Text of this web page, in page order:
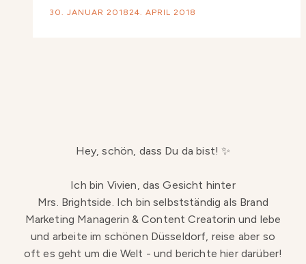
30. JANUAR 2018 24. APRIL 2018
Hey, schön, dass Du da bist! ✨
Ich bin Vivien, das Gesicht hinter
Mrs. Brightside. Ich bin selbstständig als Brand
Marketing Managerin & Content Creatorin und lebe
und arbeite im schönen Düsseldorf, reise aber so
oft es geht um die Welt - und berichte hier darüber!